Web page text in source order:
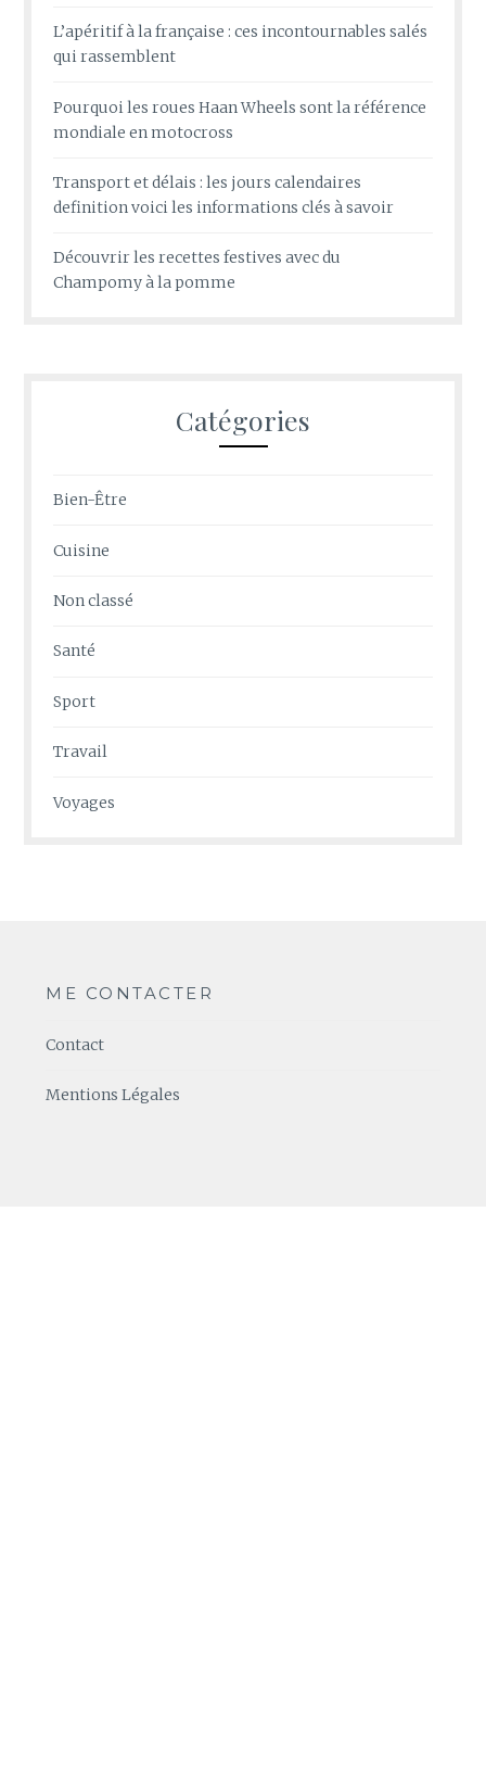
L’apéritif à la française : ces incontournables salés
qui rassemblent
Pourquoi les roues Haan Wheels sont la référence
mondiale en motocross
Transport et délais : les jours calendaires
definition voici les informations clés à savoir
Découvrir les recettes festives avec du
Champomy à la pomme
Catégories
Bien-Être
Cuisine
Non classé
Santé
Sport
Travail
Voyages
ME CONTACTER
Contact
Mentions Légales